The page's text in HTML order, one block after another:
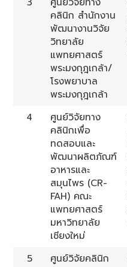
คลินิก สำนักงาน
พัฒนางานวิจัย
วิทยาลัย
แพทยศาสตร์
พระมงกุฎเกล้า/
โรงพยาบาล
พระมงกุฎเกล้า
4
ศูนย์วิจัยทาง
คลินิกเพื่อ
ทดสอบและ
พัฒนาผลิตภัณฑ์
อาหารและ
สมุนไพร (CR-
FAH) คณะ
แพทยศาสตร์
มหาวิทยาลัย
เชียงใหม่
5
ศูนย์วิจัยคลินิก